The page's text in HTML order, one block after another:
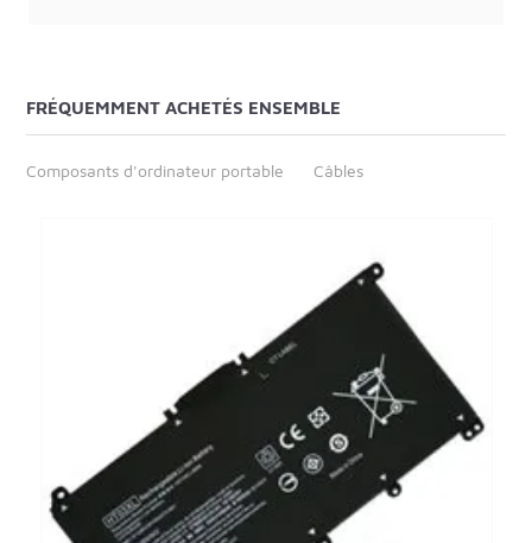
FRÉQUEMMENT ACHETÉS ENSEMBLE
Composants d'ordinateur portable Câbles